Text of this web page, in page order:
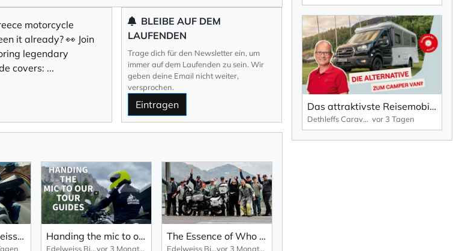
motorcycle
it already? 👀 Join
legendary
covers: ...
BLEIBE AUF DEM
LAUFENDEN
Trage dich für den Newsletter ein, um
immer auf dem Laufenden zu sein. Wir
geben deine Email nicht weiter,
versprochen.
Eintragen
CFMoto & Edelweiss go Tibet Handing the mic to our tour guides
Edelweiss Bike Travel vor 3 Monaten
The Essence of Who We Are
Edelweiss Bike Travel vor 3 Monaten
Das attraktivste Reisemobil auf dem Markt? 🚐 | Der GLOBEBUS GO ACTIVE T 45
Dethleffs Caravans und Reisemobile vor 3 Tagen